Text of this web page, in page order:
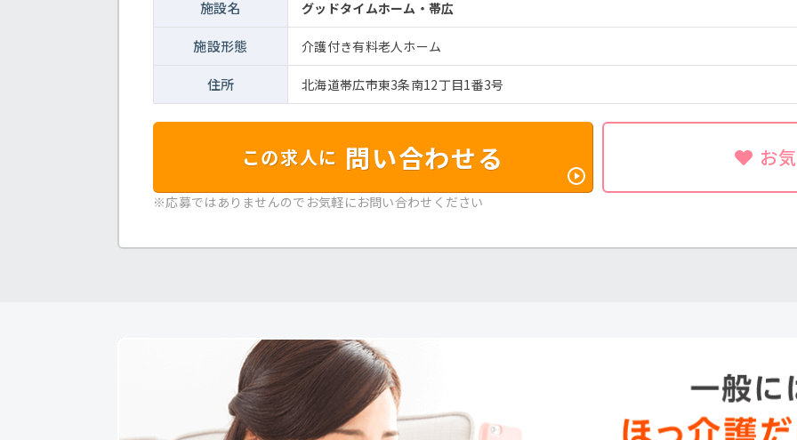
施設名 グッドタイムホーム・帯広
施設形態 介護付き有料老人ホーム
住所 北海道帯広市東3条南12丁目1番3号
この求人に 問い合わせる お
※応募ではありませんのでお気軽にお問い合わせください